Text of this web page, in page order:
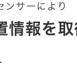
ンサーにより
情報を